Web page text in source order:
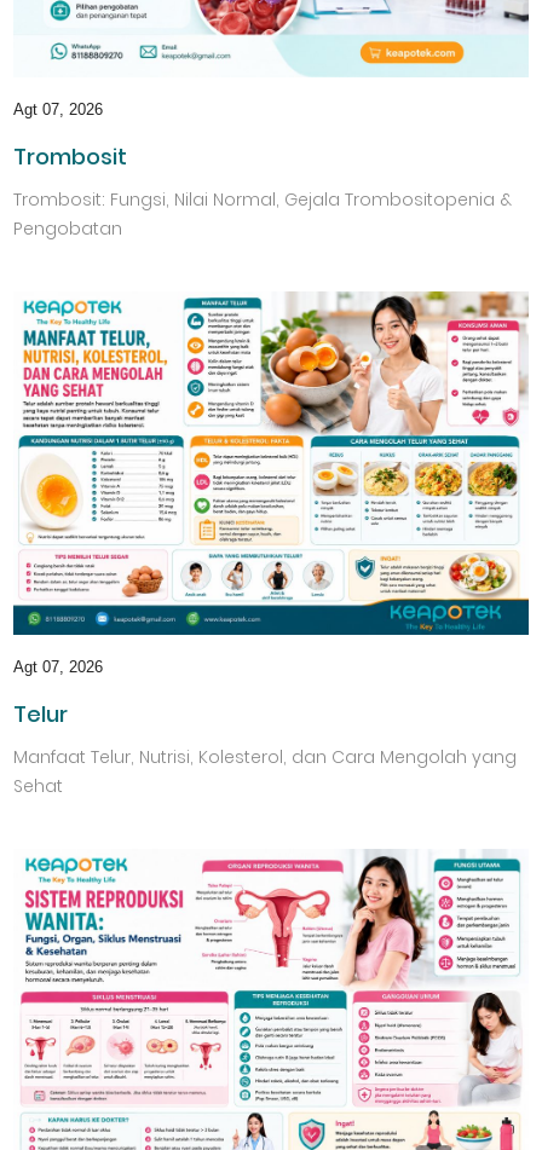
Agt 07, 2026
Trombosit
Trombosit: Fungsi, Nilai Normal, Gejala Trombositopenia &
Pengobatan
Agt 07, 2026
Telur
Manfaat Telur, Nutrisi, Kolesterol, dan Cara Mengolah yang
Sehat